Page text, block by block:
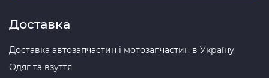
Доставка
Доставка автозапчастин і мотозапчастин в Україну
Одяг та взуття